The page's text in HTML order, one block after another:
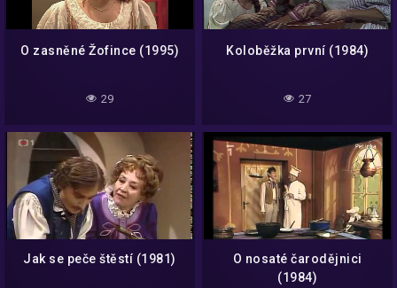
O zasněné Žofince (1995)
29
Koloběžka první (1984)
27
Jak se peče štěstí (1981)
O nosaté čarodějnici
(1984)